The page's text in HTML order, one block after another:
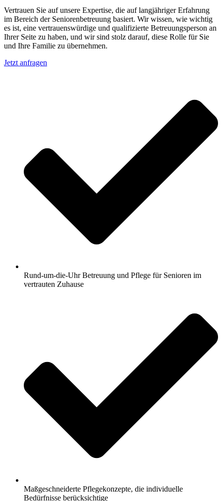
Vertrauen Sie auf unsere Expertise, die auf langjähriger Erfahrung
im Bereich der Seniorenbetreuung basiert. Wir wissen, wie wichtig
es ist, eine vertrauenswürdige und qualifizierte Betreuungsperson an
Ihrer Seite zu haben, und wir sind stolz darauf, diese Rolle für Sie
und Ihre Familie zu übernehmen.
Jetzt anfragen
Rund-um-die-Uhr Betreuung und Pflege für Senioren im
vertrauten Zuhause
Maßgeschneiderte Pflegekonzepte, die individuelle
Bedürfnisse berücksichtige